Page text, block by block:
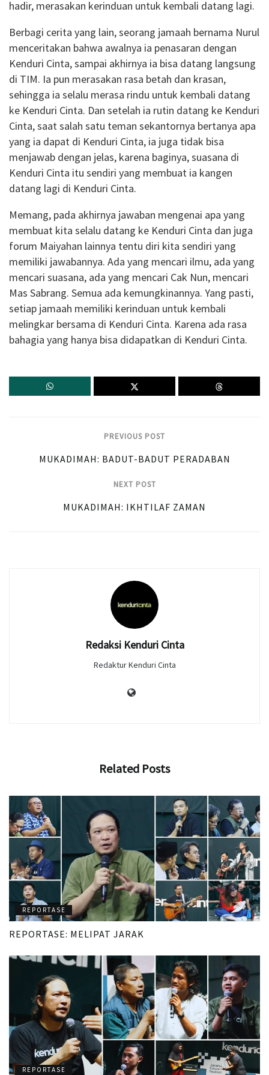
hadir, merasakan kerinduan untuk kembali datang lagi.
Berbagi cerita yang lain, seorang jamaah bernama Nurul
menceritakan bahwa awalnya ia penasaran dengan
Kenduri Cinta, sampai akhirnya ia bisa datang langsung
di TIM. Ia pun merasakan rasa betah dan krasan,
sehingga ia selalu merasa rindu untuk kembali datang
ke Kenduri Cinta. Dan setelah ia rutin datang ke Kenduri
Cinta, saat salah satu teman sekantornya bertanya apa
yang ia dapat di Kenduri Cinta, ia juga tidak bisa
menjawab dengan jelas, karena baginya, suasana di
Kenduri Cinta itu sendiri yang membuat ia kangen
datang lagi di Kenduri Cinta.
Memang, pada akhirnya jawaban mengenai apa yang
membuat kita selalu datang ke Kenduri Cinta dan juga
forum Maiyahan lainnya tentu diri kita sendiri yang
memiliki jawabannya. Ada yang mencari ilmu, ada yang
mencari suasana, ada yang mencari Cak Nun, mencari
Mas Sabrang. Semua ada kemungkinannya. Yang pasti,
setiap jamaah memiliki kerinduan untuk kembali
melingkar bersama di Kenduri Cinta. Karena ada rasa
bahagia yang hanya bisa didapatkan di Kenduri Cinta.
PREVIOUS POST
MUKADIMAH: BADUT-BADUT PERADABAN
NEXT POST
MUKADIMAH: IKHTILAF ZAMAN
Redaksi Kenduri Cinta
Redaktur Kenduri Cinta
Related Posts
REPORTASE
REPORTASE: MELIPAT JARAK
REPORTASE